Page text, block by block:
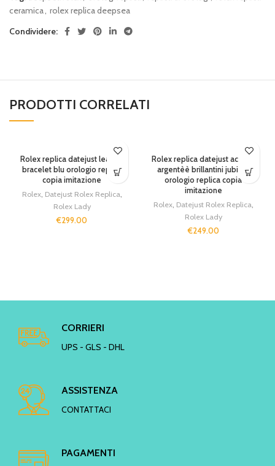
ceramica rolex replica deepsea
Condividere:
PRODOTTI CORRELATI
Rolex replica datejust leather
bracelet blu orologio replica
copia imitazione
Rolex, Datejust Rolex Replica
Rolex Lady
€299.00
Rolex replica datejust acciaio
argentèè brillantini jubilèè
orologio replica copia
imitazione
Rolex, Datejust Rolex Replica
Rolex Lady
€249.00
CORRIERI
UPS - GLS - DHL
ASSISTENZA
CONTATTACI
PAGAMENTI